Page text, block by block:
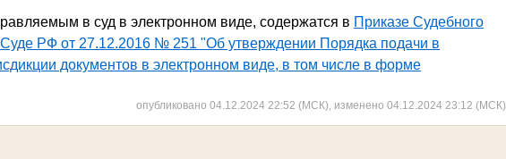
в суд в электронном виде, содержатся в Приказе Судебного
РФ от 27.12.2016 № 251 "Об утверждении Порядка подачи в
документов в электронном виде, в том числе в форме
опубликовано 04.12.2024 22:52 (МСК), изменено 04.12.2024 23:12 (МСК)